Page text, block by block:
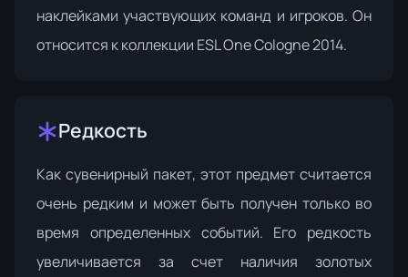
наклейками участвующих команд и игроков. Он
относится кколлекции ESL One Cologne 2014.
Редкость
Как сувенирный пакет, этот предмет считается
очень редким и может быть получен только во
время определенных событий. Его редкость
увеличивается за счет наличия золотых